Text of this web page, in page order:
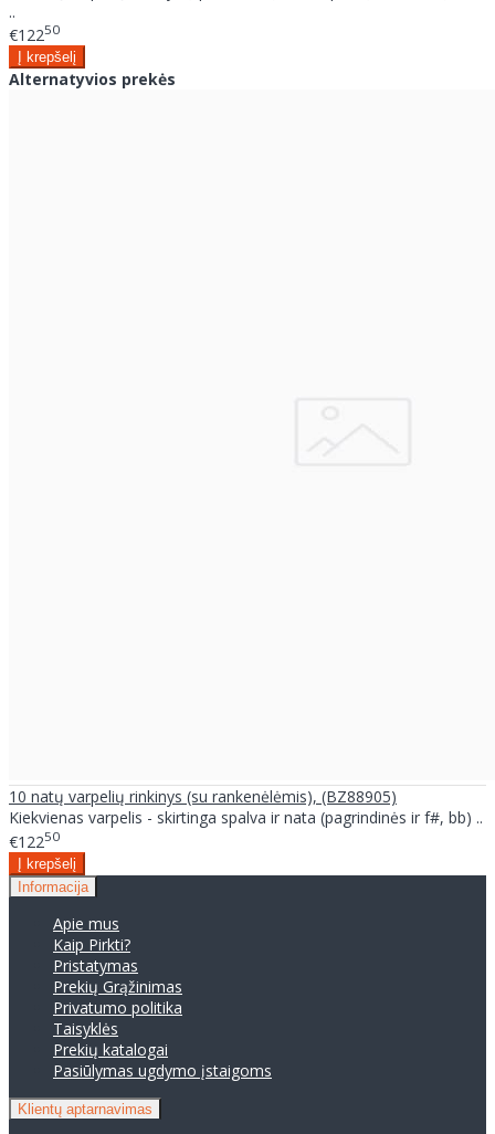
..
€12250
Alternatyvios prekės
10 natų varpelių rinkinys (su rankenėlėmis), (BZ88905)
Kiekvienas varpelis - skirtinga spalva ir nata (pagrindinės ir f#, bb) ..
€12250
Informacija
Apie mus
Kaip Pirkti?
Pristatymas
Prekių Grąžinimas
Privatumo politika
Taisyklės
Prekių katalogai
Pasiūlymas ugdymo įstaigoms
Klientų aptarnavimas